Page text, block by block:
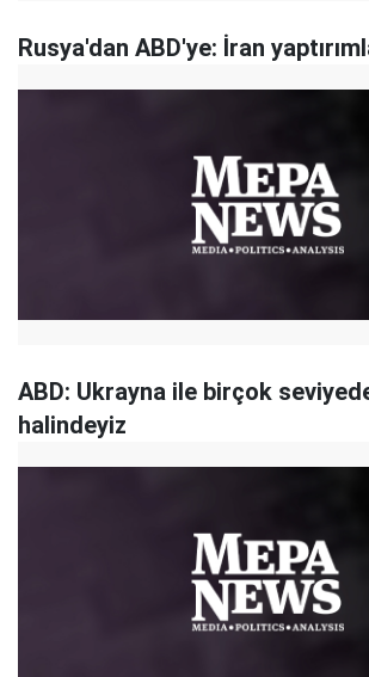
Rusya'dan ABD'ye: İran
ABD: Ukrayna ile birçok
halindeyiz